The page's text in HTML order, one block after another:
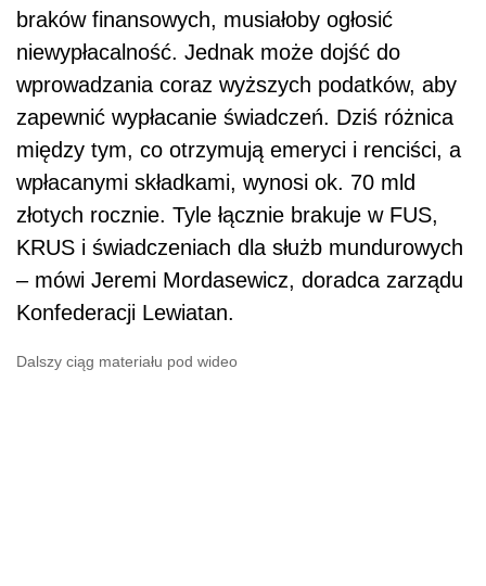
braków finansowych, musiałoby ogłosić
niewypłacalność. Jednak może dojść do
wprowadzania coraz wyższych podatków, aby
zapewnić wypłacanie świadczeń. Dziś różnica
między tym, co otrzymują emeryci i renciści, a
wpłacanymi składkami, wynosi ok. 70 mld
złotych rocznie. Tyle łącznie brakuje w FUS,
KRUS i świadczeniach dla służb mundurowych
– mówi Jeremi Mordasewicz, doradca zarządu
Konfederacji Lewiatan.
Dalszy ciąg materiału pod wideo